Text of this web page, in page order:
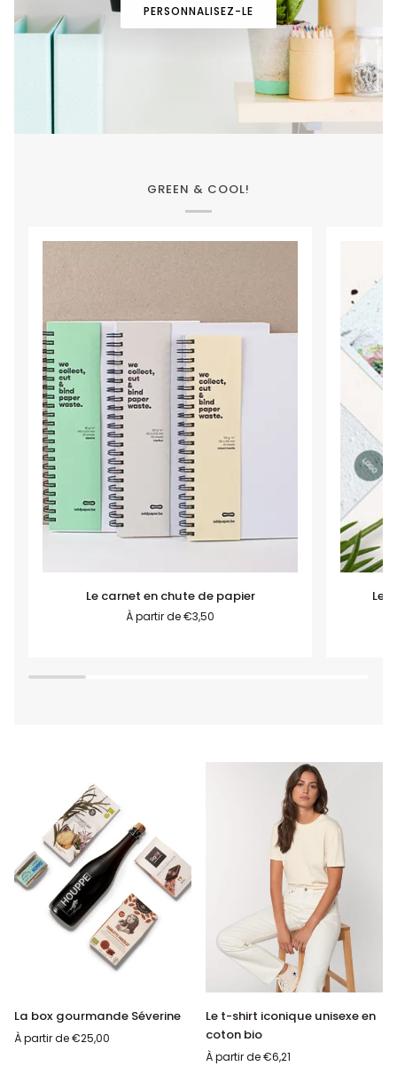
GREEN & COOL!
papier
Le carnet en chute de papier
À partir de€3,50
PERSONNALISEZ-LE
AJOUTER AU PANIER
La
gourmande
La box gourmande Séverine
À partir de€25,00
Le
iconique
Le t-shirt iconique unisexe en
coton bio
À partir de€6,21